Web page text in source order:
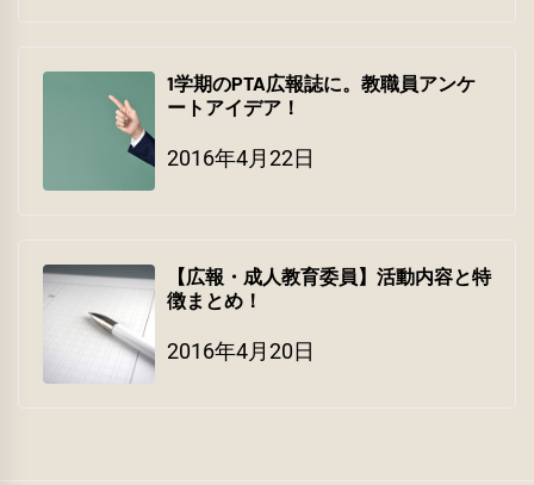
1学期のPTA広報誌に。教職員アンケ
ートアイデア！
2016年4月22日
【広報・成人教育委員】活動内容と特
徴まとめ！
2016年4月20日